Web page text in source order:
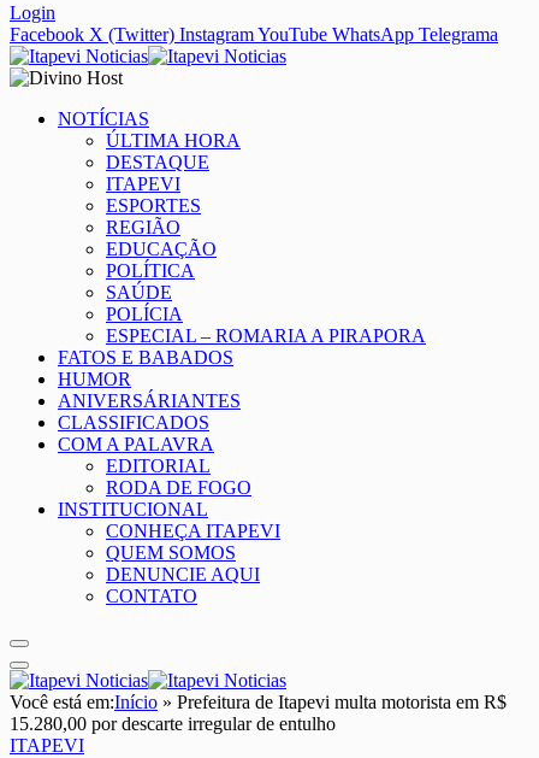
Login
Facebook X (Twitter) InstagramYouTube WhatsApp Telegrama
NOTÍCIAS
ÚLTIMA HORA
DESTAQUE
ITAPEVI
ESPORTES
REGIÃO
EDUCAÇÃO
POLÍTICA
SAÚDE
POLÍCIA
ESPECIAL – ROMARIA A PIRAPORA
FATOS E BABADOS
HUMOR
ANIVERSÁRIANTES
CLASSIFICADOS
COM A PALAVRA
EDITORIAL
RODA DE FOGO
INSTITUCIONAL
CONHEÇA ITAPEVI
QUEM SOMOS
DENUNCIE AQUI
CONTATO
Você está em:Início » Prefeitura de Itapevi multa motorista em R$
15.280,00 por descarte irregular de entulho
ITAPEVI